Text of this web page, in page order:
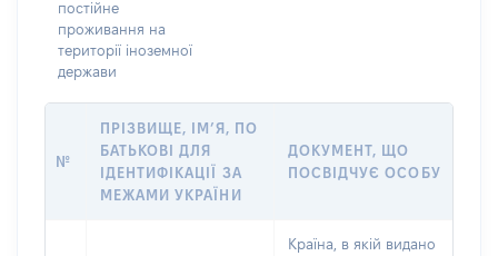
постійне
проживання на
території іноземної
держави
№
ПРІЗВИЩЕ, ІМ’Я, ПО
БАТЬКОВІ ДЛЯ
ІДЕНТИФІКАЦІЇ ЗА
МЕЖАМИ УКРАЇНИ
ДОКУМЕНТ, ЩО
ПОСВІДЧУЄ ОСОБУ
Країна, в якій видано